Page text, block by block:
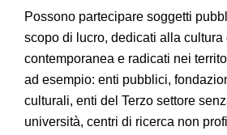
Possono partecipare soggetti
scopo di lucro, dedicati alla cultura
contemporanea e radicati nei
ad esempio: enti pubblici,
culturali, enti del Terzo settore
università, centri di ricerca non